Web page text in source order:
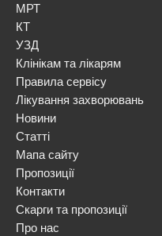
МРТ
КТ
УЗД
Клінікам та лікарям
Правила сервісу
Лікування захворювань
Новини
Статті
Мапа сайту
Пропозиції
Контакти
Скарги та пропозиції
Про нас